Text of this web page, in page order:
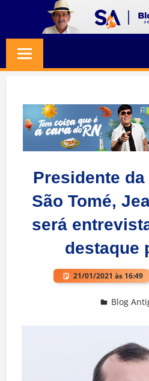
content
Jornalismo
Credibilidade
Presidente da
São Tomé,
será
destaque
21/01/2021 às 16:49
Blog